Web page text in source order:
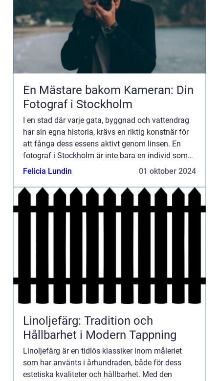
En Mästare bakom Kameran: Din
Fotograf i Stockholm
I en stad där varje gata, byggnad och vattendrag
har sin egna historia, krävs en riktig konstnär för
att fånga dess essens aktivt genom linsen. En
fotograf i Stockholm är inte bara en individ som
trycker på en kna...
Felicia Lundin 01 oktober 2024
Linoljefärg: Tradition och
Hållbarhet i Modern Tappning
Linoljefärg är en tidlös klassiker inom måleriet
som har använts i århundraden, både för dess
estetiska kvaliteter och hållbarhet. Med den